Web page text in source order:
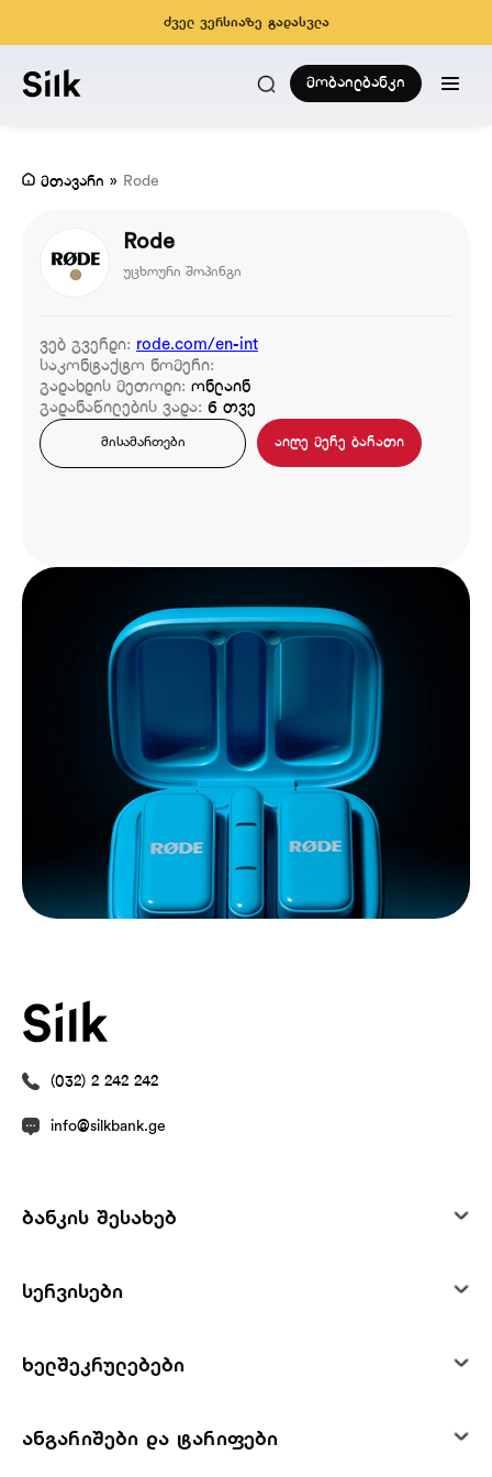
ძველ ვერსიაზე გადასვლა
მობაილბანკი
მთავარი » Rode
Rode
უცხოური შოპინგი
ვებ გვერდი: rode.com/en-int
საკონტაქტო ნომერი:
გადახდის მეთოდი: ონლაინ
გადანაწილების ვადა: 6 თვე
მისამართები აიღე მერე ბარათი
(032) 2 242 242
info@silkbank.ge
ბანკის შესახებ
სერვისები
ხელშეკრულებები
ანგარიშები და ტარიფები